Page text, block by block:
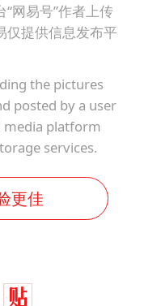
网易号”作者上传
仅提供信息发布平
the pictures
posted by a user
media platform
services.
更佳